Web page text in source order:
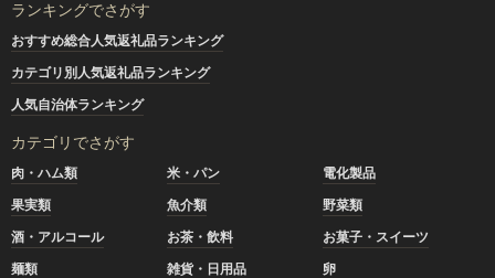
ランキングでさがす
おすすめ総合人気返礼品ランキング
カテゴリ別人気返礼品ランキング
人気自治体ランキング
カテゴリでさがす
肉・ハム類 米・パン
電化製品
果実類
魚介類
野菜類
酒・アルコール
お茶・飲料
お菓子・スイーツ
麺類
雑貨・日用品
卵